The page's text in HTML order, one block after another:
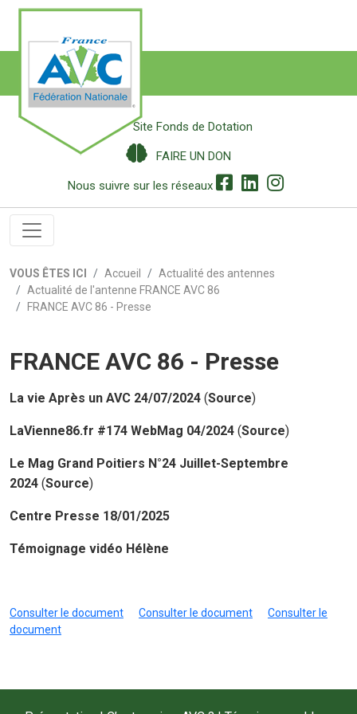
Site Fonds de Dotation
FAIRE UN DON
Nous suivre sur les réseaux
VOUS ÊTES ICI Accueil
Actualité des antennes
Actualité de l'antenne FRANCE AVC 86
FRANCE AVC 86 - Presse
FRANCE AVC 86 - Presse
La vie Après un AVC 24/07/2024 (Source)
LaVienne86.fr #174 WebMag 04/2024 (Source)
Le Mag Grand Poitiers N°24 Juillet-Septembre
2024 (Source)
Centre Presse 18/01/2025
Témoignage vidéo Hélène
Consulter le document Consulter le document
Consulter le
document